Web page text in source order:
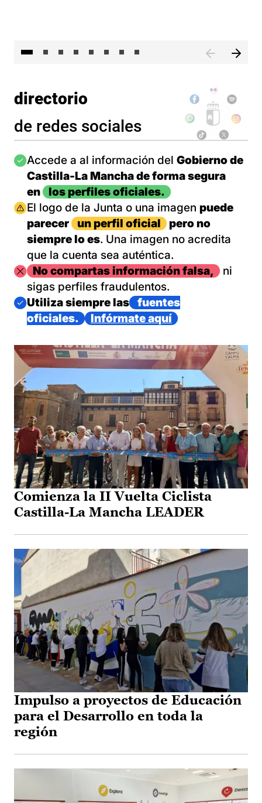
directorio
de redes sociales
Imagen
Accede a al información del Gobierno de
Castilla-La Mancha de forma segura
en
los perfiles oficiales.
Imagen
El logo de la Junta o una imagen puede
parecer
un perfil oficial
pero no
siempre lo es. Una imagen no acredita
que la cuenta sea auténtica.
ImagenNo compartas información falsa,
ni
sigas perfiles fraudulentos.
Imagen
Utiliza siempre las
fuentes
oficiales.
Infórmate aquí
Comienza la II Vuelta Ciclista
Castilla-La Mancha LEADER
Impulso a proyectos de Educación
para el Desarrollo en toda la
región